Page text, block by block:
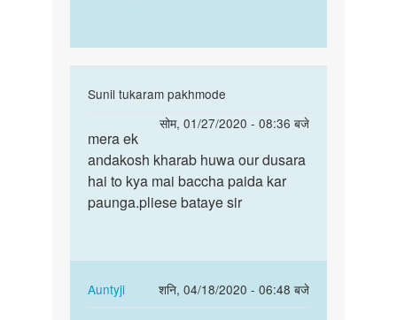
Sunil tukaram pakhmode
सोम, 01/27/2020 - 08:36 बजे
मेरा
एक
अंडकोष
क्या…
by
ajim
mera
ek
andakosh
kharab
mera ek
andakosh kharab huwa our dusara
hai to kya mai baccha paida kar
paunga.pliese bataye sir
Auntyji
शनि, 04/18/2020 - 06:48 बजे
In
reply